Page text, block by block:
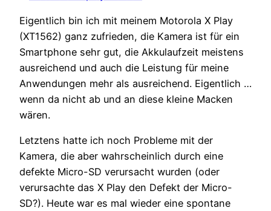
Eigentlich bin ich mit meinem Motorola X Play
(XT1562) ganz zufrieden, die Kamera ist für ein
Smartphone sehr gut, die Akkulaufzeit meistens
ausreichend und auch die Leistung für meine
Anwendungen mehr als ausreichend. Eigentlich …
wenn da nicht ab und an diese kleine Macken
wären.
Letztens hatte ich noch Probleme mit der
Kamera, die aber wahrscheinlich durch eine
defekte Micro-SD verursacht wurden (oder
verursachte das X Play den Defekt der Micro-
SD?). Heute war es mal wieder eine spontane